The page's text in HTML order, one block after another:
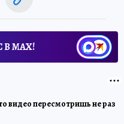
В МАХ!
видео пересмотришь не раз